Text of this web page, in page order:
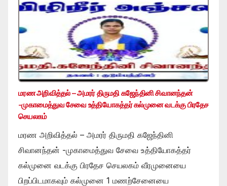
மரண அறிவித்தல் – அமரர் திருமதி கஜேந்தினி சிவானந்தன்
-முகாமைத்துவ சேவை உத்தியோகத்தர் கல்முனை வடக்கு பிரதேச
செயலகம்
மரண அறிவித்தல் – அமரர் திருமதி கஜேந்தினி
சிவானந்தன் -முகாமைத்துவ சேவை உத்தியோகத்தர்
கல்முனை வடக்கு பிரதேச செயலகம் வீரமுனையை
பிறப்பிடமாகவும் கல்முனை 1 மணற்சேனையை